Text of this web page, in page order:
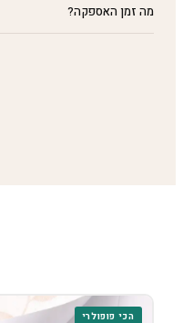
מה זמן האספקה?
הכי פופולרי